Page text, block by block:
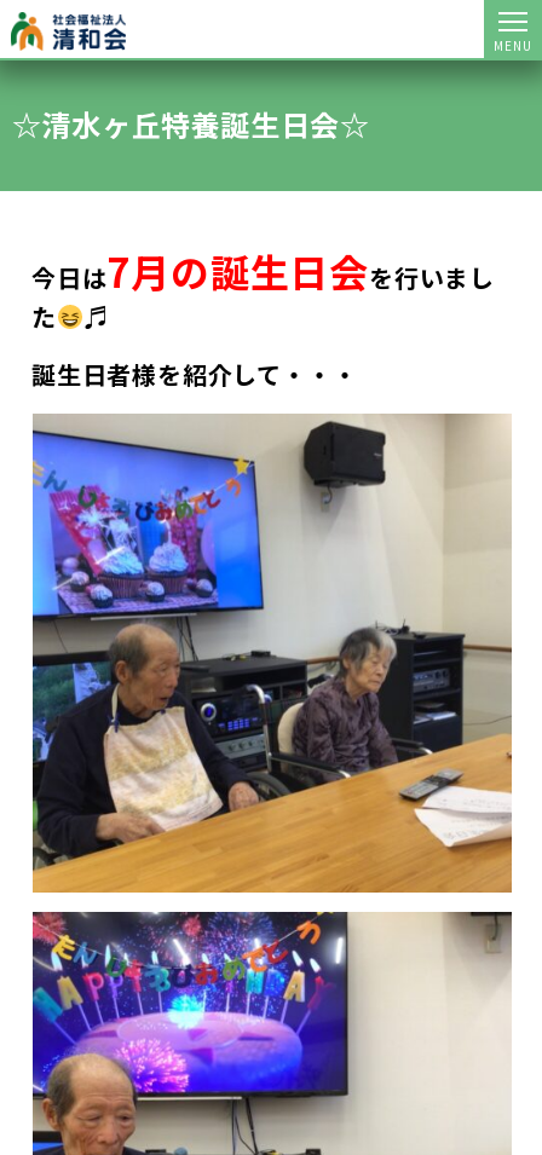
MENU
☆清水ヶ丘特養誕生日会☆
今日は7月の誕生日会を行いまし
た
♬
誕生日者様を紹介して・・・